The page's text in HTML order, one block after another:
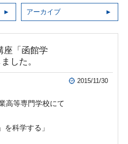
アーカイブ
「函館学
した。
2015/11/30
高等専門学校にて
を科学する」